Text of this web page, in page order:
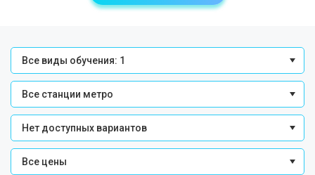
Все виды обучения: 1
Все станции метро
Нет доступных вариантов
Все цены